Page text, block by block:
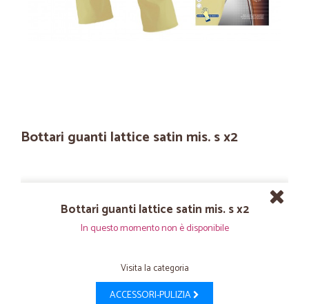
Bottari guanti lattice satin mis. s x2
Bottari guanti lattice satin mis. s x2
In questo momento non è disponibile
Visita la categoria
ACCESSORI-PULIZIA